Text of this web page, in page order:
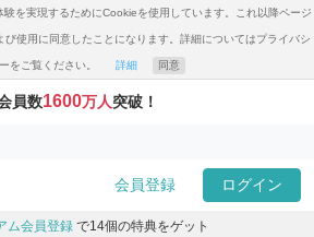
を実現するためにCookieを使用しています。これ以降ページ
使用に同意したことになります。詳細についてはプライバシ
をご覧ください。 詳細 同意
員数1600万人突破！
会員登録 ログイン
ム会員登録 で14個の特典をゲット